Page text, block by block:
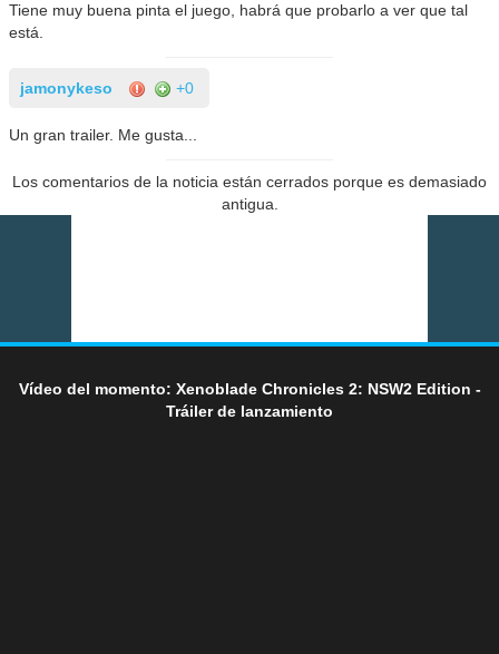
Tiene muy buena pinta el juego, habrá que probarlo a ver que tal
está.
jamonykeso +0
Un gran trailer. Me gusta...
Los comentarios de la noticia están cerrados porque es demasiado
antigua.
Vídeo del momento: Xenoblade Chronicles 2: NSW2 Edition -
Tráiler de lanzamiento